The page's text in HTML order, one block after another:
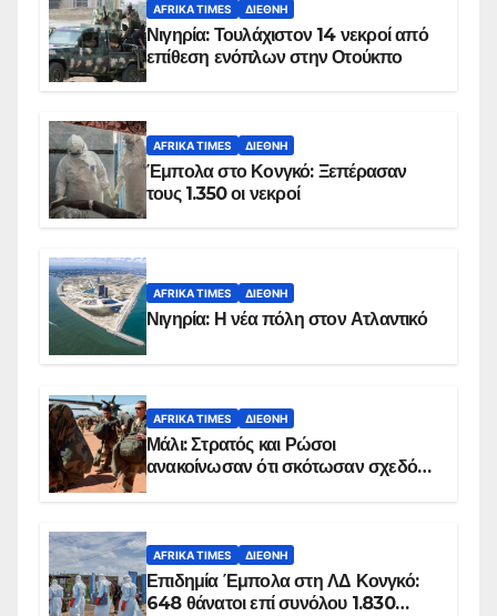
AFRIKA TIMES ΔΙΕΘΝΉ
Νιγηρία: Τουλάχιστον 14 νεκροί από
επίθεση ενόπλων στην Οτούκπο
AFRIKA TIMES ΔΙΕΘΝΉ
Έμπολα στο Κονγκό: Ξεπέρασαν
τους 1.350 οι νεκροί
AFRIKA TIMES ΔΙΕΘΝΉ
Νιγηρία: Η νέα πόλη στον Ατλαντικό
AFRIKA TIMES ΔΙΕΘΝΉ
Μάλι: Στρατός και Ρώσοι
ανακοίνωσαν ότι σκότωσαν σχεδόν
AFRIKA TIMES ΔΙΕΘΝΉ
Επιδημία Έμπολα στη ΛΔ Κονγκό:
648 θάνατοι επί συνόλου 1.830